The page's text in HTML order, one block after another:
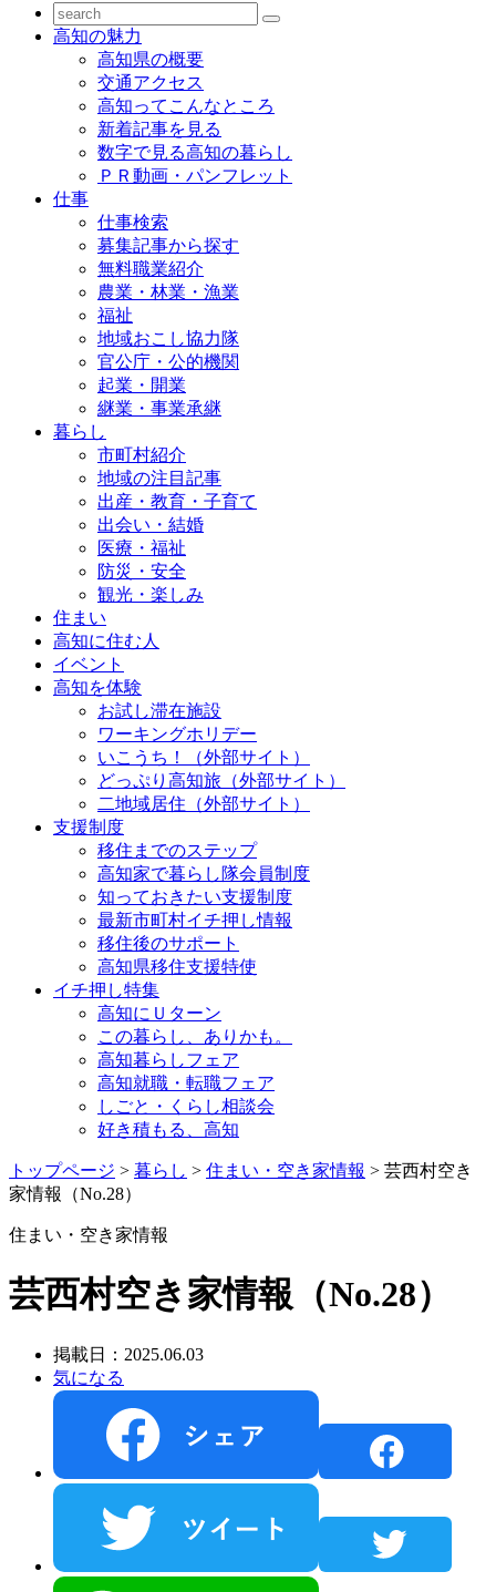
高知の魅力
高知県の概要
交通アクセス
高知ってこんなところ
新着記事を見る
数字で見る高知の暮らし
ＰＲ動画・パンフレット
仕事
仕事検索
募集記事から探す
無料職業紹介
農業・林業・漁業
福祉
地域おこし協力隊
官公庁・公的機関
起業・開業
継業・事業承継
暮らし
市町村紹介
地域の注目記事
出産・教育・子育て
出会い・結婚
医療・福祉
防災・安全
観光・楽しみ
住まい
高知に住む人
イベント
高知を体験
お試し滞在施設
ワーキングホリデー
いこうち！（外部サイト）
どっぷり高知旅（外部サイト）
二地域居住（外部サイト）
支援制度
移住までのステップ
高知家で暮らし隊会員制度
知っておきたい支援制度
最新市町村イチ押し情報
移住後のサポート
高知県移住支援特使
イチ押し特集
高知にＵターン
この暮らし、ありかも。
高知暮らしフェア
高知就職・転職フェア
しごと・くらし相談会
好き積もる、高知
トップページ > 暮らし > 住まい・空き家情報 > 芸西村空き
家情報（No.28）
住まい・空き家情報
芸西村空き家情報（No.28）
掲載日：2025.06.03
気になる